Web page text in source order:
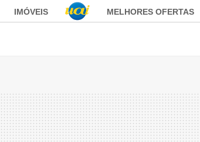
IMÓVEIS MELHORES OFERTAS